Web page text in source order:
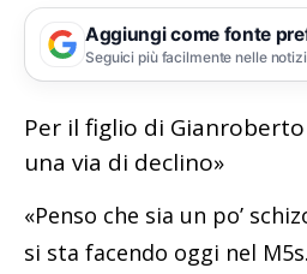
Aggiungi come fonte
Seguici più facilmente nelle
Per il figlio di
una via di declino»
«Penso che sia un po’
si sta facendo oggi nel